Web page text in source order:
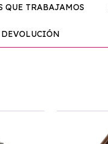
QUE TRABAJAMOS